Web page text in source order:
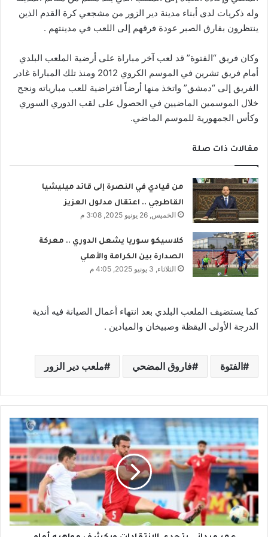
وله ذكريات لدى أبناء مدينة دير الزور من مشجعي كرة القدم الذين
ينتظرون بفارق الصبر عودة فرقهم إلى اللعب في مدينتهم .
وكان فريق “الفتوة” قد لعب آخر مباراة على أرضية الملعب البلدي
أمام فريق تشرين في الموسم الكروي 2012 ومنذ تلك المباراة غادر
الفريق إلى “دمشق” واتخذ منها أرضاً افتراضية للعب مبارياته ونجح
خلال الموسمين الماضيين في الحصول على لقب الدوري السوري
وكأس الجمهورية للموسم الماضي.
مقالات ذات صلة
من قيادي في النصرة إلى قائد ميليشيا
القاطرجي .. اعتقال مدلول العزيز
الخميس, 26 يونيو 2025, 3:08 م
كلاسيكو سوريا يشعل الدوري .. معركة
الصدارة بين الكرامة والأهلي
الثلاثاء, 3 يونيو 2025, 4:05 م
كما يستضيف الملعب البلدي بعد انتهاء أعمال الصيانة فيه أندية
الدرجة الأولى اليقظة وصبيخان والميادين .
الفتوة فاروق المضحي ملعب دير الزور
ع
م
ر
م
ي
ا
ن
ي